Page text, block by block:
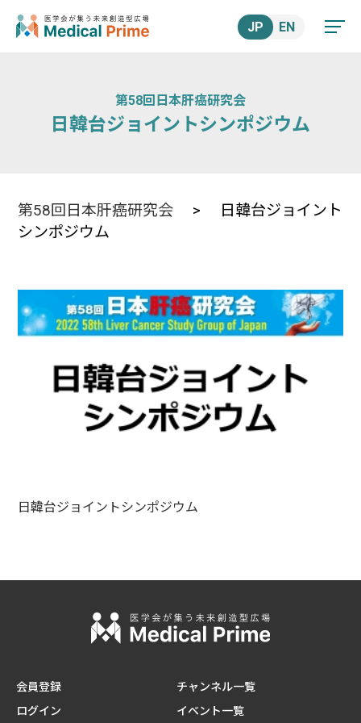
JP EN
第58回日本肝癌研究会
日韓台ジョイントシンポジウム
第58回日本肝癌研究会
> 日韓台ジョイント
シンポジウム
日韓台ジョイントシンポジウム
会員登録
ログイン
チャンネル一覧
イベント一覧